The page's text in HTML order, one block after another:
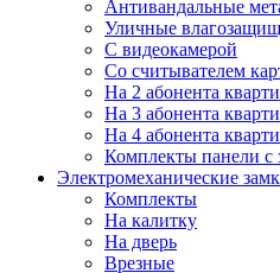
Антивандальные
Уличные
С видеокамерой
Со считывателем
На 2 абонента
На 3 абонента
На 4 абонента
Комплекты панели с
Электромеханические
Комплекты
На калитку
На дверь
Врезные